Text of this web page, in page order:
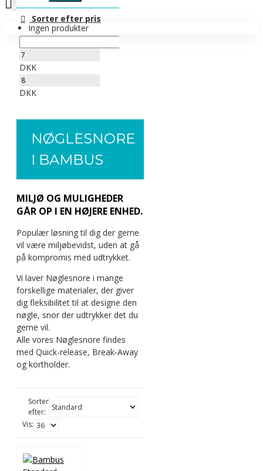
Ingen produkter
Sorter efter pris
DKK
DKK
NØGLESNORE
I BAMBUS
MILJØ OG MULIGHEDER
GÅR OP I EN HØJERE ENHED.
Populær løsning til dig der gerne
vil være miljøbevidst, uden at gå
på kompromis med udtrykket.
Vi laver Nøglesnore i mange
forskellige materialer, der giver
dig fleksibilitet til at designe den
nøgle, snor der udtrykker det du
gerne vil.
Alle vores Nøglesnore findes
med Quick-release, Break-Away
og kortholder.
Sorter
efter:
Vis: